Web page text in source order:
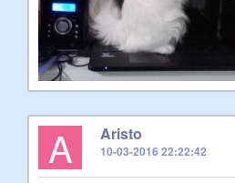
A Aristo
10-03-2016 22:22:42